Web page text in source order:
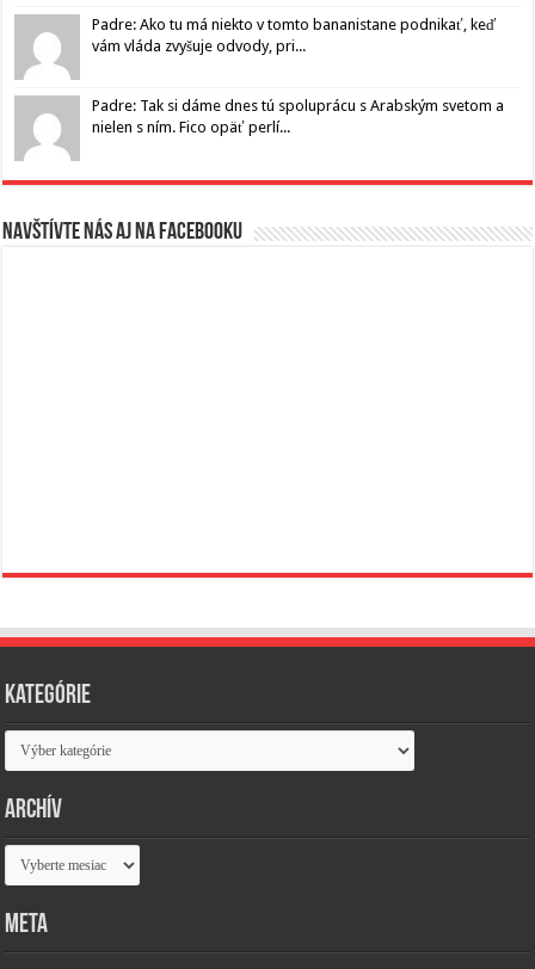
Padre: Ako tu má niekto v tomto bananistane podnikať, keď
vám vláda zvyšuje odvody, pri...
Padre: Tak si dáme dnes tú spoluprácu s Arabským svetom a
nielen s ním. Fico opäť perlí...
Navštívte nás aj na Facebooku
Kategórie
Kategórie
Archív
Archív
Meta